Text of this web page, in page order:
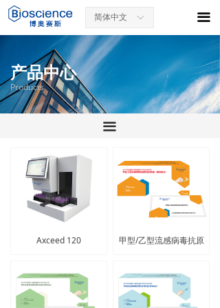
끀
ꀅ
简体中文
Axceed 120 甲型/乙型流感病毒抗原
产品中心
Products
끀